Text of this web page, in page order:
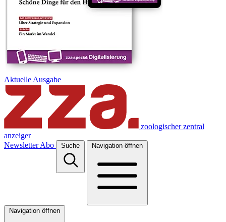
Aktuelle Ausgabe
zoologischer zentral
anzeiger
Newsletter Abo Suche Navigation öffnen
Navigation öffnen